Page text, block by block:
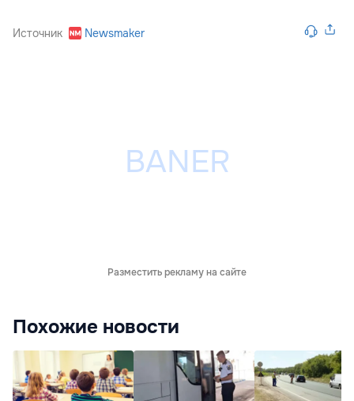
Источник Newsmaker
Разместить рекламу на сайте
Похожие новости